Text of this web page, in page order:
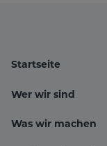
Startseite
Wer wir sind
Was wir machen